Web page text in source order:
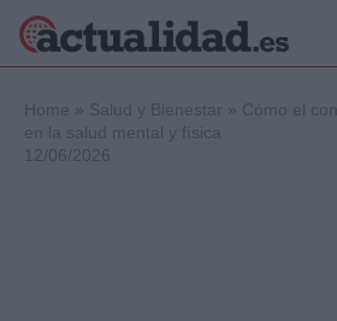
Home » Salud y Bienestar » Cómo el
en la salud mental y física
12/06/2026